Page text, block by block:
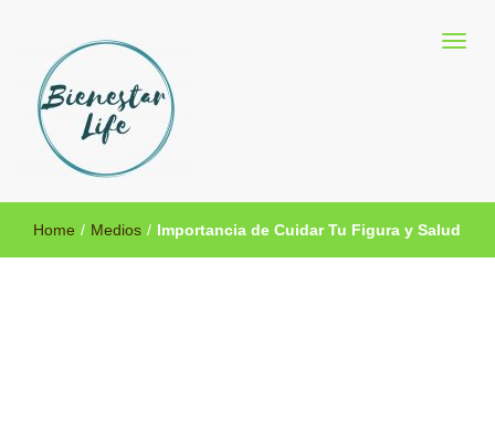
Bienestar Life
Home / Medios / Importancia de Cuidar Tu Figura y Salud